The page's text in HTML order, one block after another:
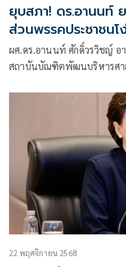
ยุบสภา! ดร.อานนท์
ส่วนพรรคประชาชน
ผศ.ดร.อานนท์ ศักดิ์วรวิชญ์ อ
สถาบันบัณฑิตพัฒนบริหารศา
22 พฤศจิกายน 2568